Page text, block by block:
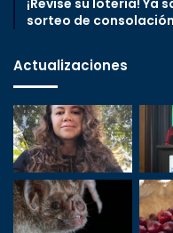
¡Revise su lotería! Ya
sorteo de consolación
Actualizaciones